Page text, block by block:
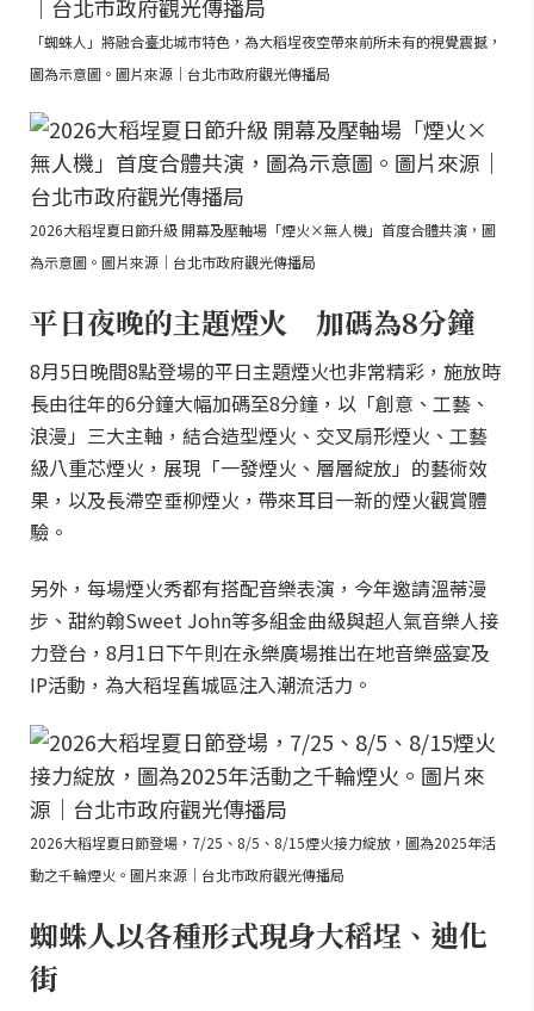
「蜘蛛人」將融合臺北城市特色，為大稻埕夜空帶來前所未有的視覺震撼，
圖為示意圖。圖片來源｜台北市政府觀光傳播局
2026大稻埕夏日節升級 開幕及壓軸場「煙火×無人機」首度合體共演，圖
為示意圖。圖片來源｜台北市政府觀光傳播局
平日夜晚的主題煙火 加碼為8分鐘
8月5日晚間8點登場的平日主題煙火也非常精彩，施放時
長由往年的6分鐘大幅加碼至8分鐘，以「創意、工藝、
浪漫」三大主軸，結合造型煙火、交叉扇形煙火、工藝
級八重芯煙火，展現「一發煙火、層層綻放」的藝術效
果，以及長滯空垂柳煙火，帶來耳目一新的煙火觀賞體
驗。
另外，每場煙火秀都有搭配音樂表演，今年邀請溫蒂漫
步、甜約翰Sweet John等多組金曲級與超人氣音樂人接
力登台，8月1日下午則在永樂廣場推出在地音樂盛宴及
IP活動，為大稻埕舊城區注入潮流活力。
2026大稻埕夏日節登場，7/25、8/5、8/15煙火接力綻放，圖為2025年活
動之千輪煙火。圖片來源｜台北市政府觀光傳播局
蜘蛛人以各種形式現身大稻埕、迪化
街